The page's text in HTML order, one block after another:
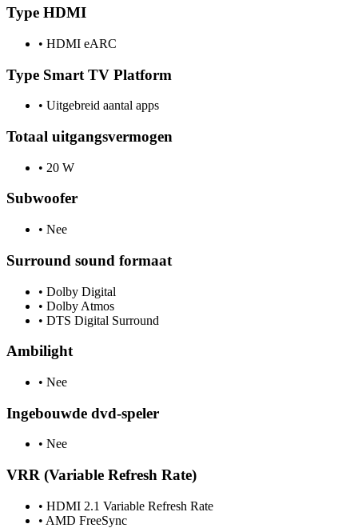
Type HDMI
• HDMI eARC
Type Smart TV Platform
• Uitgebreid aantal apps
Totaal uitgangsvermogen
• 20 W
Subwoofer
• Nee
Surround sound formaat
• Dolby Digital
• Dolby Atmos
• DTS Digital Surround
Ambilight
• Nee
Ingebouwde dvd-speler
• Nee
VRR (Variable Refresh Rate)
• HDMI 2.1 Variable Refresh Rate
• AMD FreeSync